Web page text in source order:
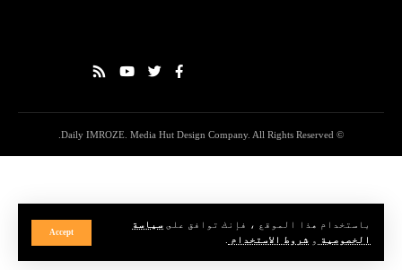
باستخدام هذا الموقع ، فإنك توافق على سياسة
الخصوصية
و شروط الاستخدام
Accept
© Daily IMROZE. Media Hut Design Company. All Rights Reserved.